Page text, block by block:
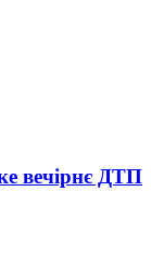
вечірнє ДТП